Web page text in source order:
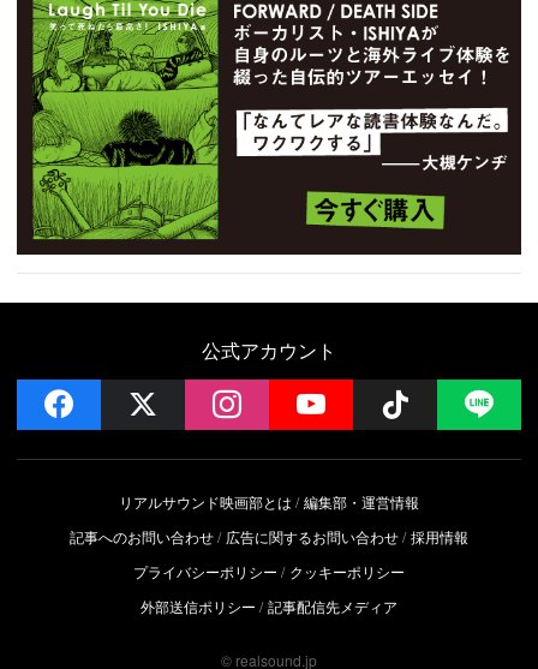
公式アカウント
facebook instagramYouTube Follow
リアルサウンド映画部とは
編集部・運営情報
記事へのお問い合わせ
広告に関するお問い合わせ 採用情報
プライバシーポリシー
クッキーポリシー
外部送信ポリシー
記事配信先メディア
© realsound.jp